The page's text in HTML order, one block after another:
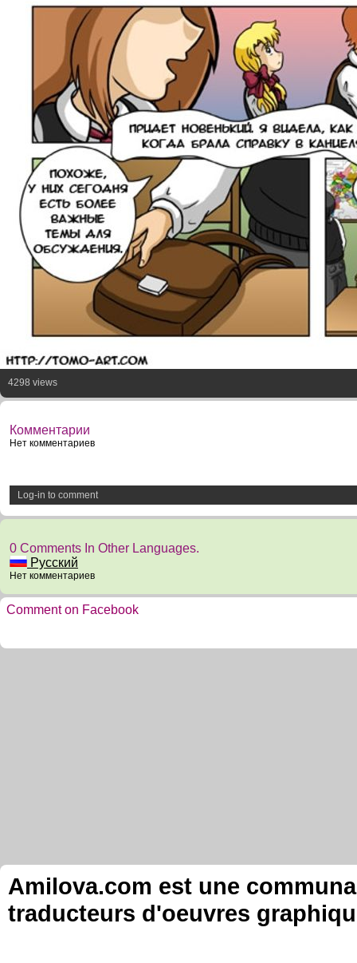
4298 views
Комментарии
Нет комментариев
Log-in to comment
0 Comments In Other Languages.
Русский
Нет комментариев
Comment on Facebook
Amilova.com est une
traducteurs d'oeuvres